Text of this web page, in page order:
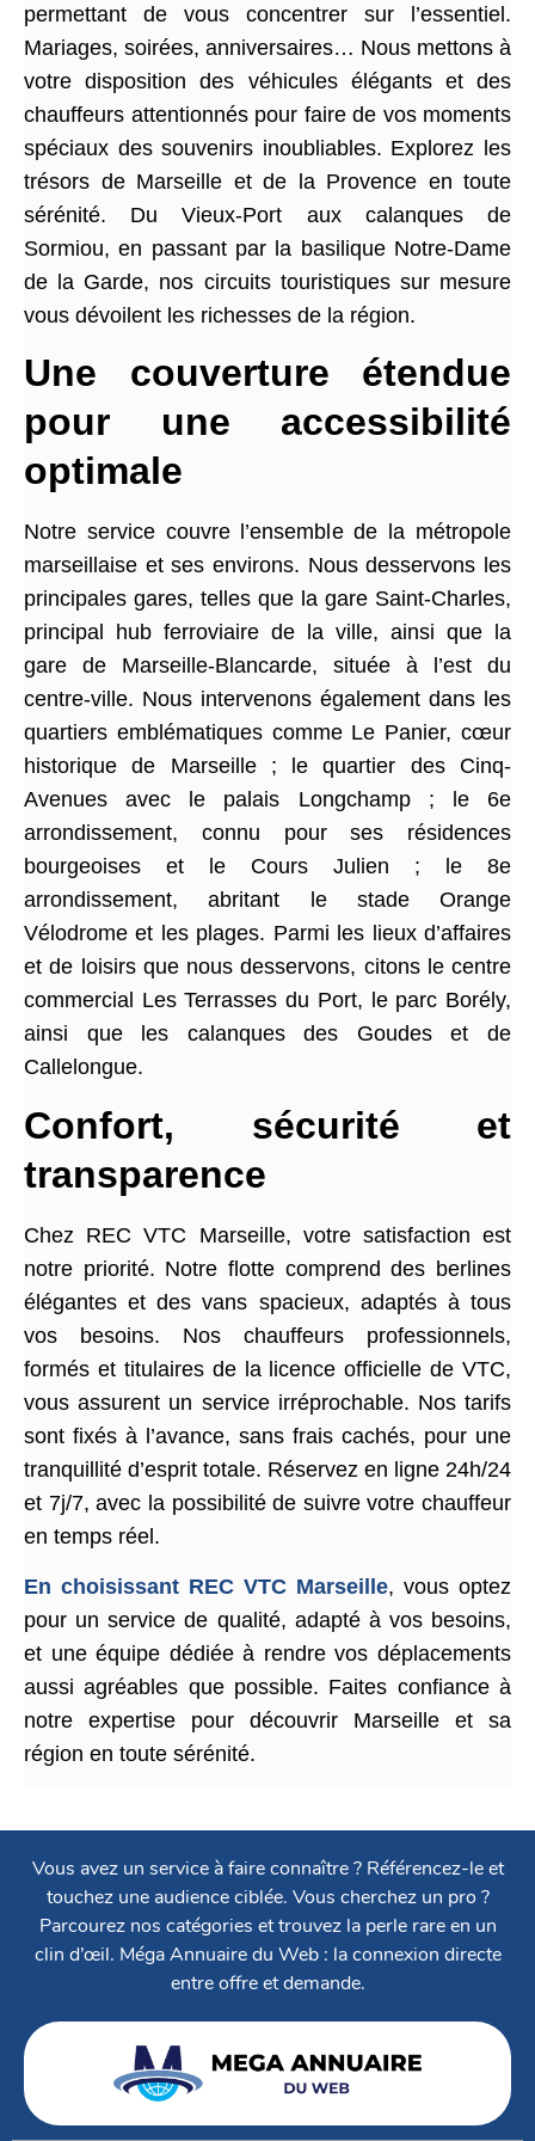
permettant de vous concentrer sur l’essentiel.
Mariages, soirées, anniversaires… Nous mettons à
votre disposition des véhicules élégants et des
chauffeurs attentionnés pour faire de vos moments
spéciaux des souvenirs inoubliables. Explorez les
trésors de Marseille et de la Provence en toute
sérénité. Du Vieux-Port aux calanques de
Sormiou, en passant par la basilique Notre-Dame
de la Garde, nos circuits touristiques sur mesure
vous dévoilent les richesses de la région.
Une couverture étendue
pour une accessibilité
optimale
Notre service couvre l’ensemble de la métropole
marseillaise et ses environs. Nous desservons les
principales gares, telles que la gare Saint-Charles,
principal hub ferroviaire de la ville, ainsi que la
gare de Marseille-Blancarde, située à l’est du
centre-ville. Nous intervenons également dans les
quartiers emblématiques comme Le Panier, cœur
historique de Marseille ; le quartier des Cinq-
Avenues avec le palais Longchamp ; le 6e
arrondissement, connu pour ses résidences
bourgeoises et le Cours Julien ; le 8e
arrondissement, abritant le stade Orange
Vélodrome et les plages. Parmi les lieux d’affaires
et de loisirs que nous desservons, citons le centre
commercial Les Terrasses du Port, le parc Borély,
ainsi que les calanques des Goudes et de
Callelongue.
Confort, sécurité et
transparence
Chez REC VTC Marseille, votre satisfaction est
notre priorité. Notre flotte comprend des berlines
élégantes et des vans spacieux, adaptés à tous
vos besoins. Nos chauffeurs professionnels,
formés et titulaires de la licence officielle de VTC,
vous assurent un service irréprochable. Nos tarifs
sont fixés à l’avance, sans frais cachés, pour une
tranquillité d’esprit totale. Réservez en ligne 24h/24
et 7j/7, avec la possibilité de suivre votre chauffeur
en temps réel.
En choisissant REC VTC Marseille, vous optez
pour un service de qualité, adapté à vos besoins,
et une équipe dédiée à rendre vos déplacements
aussi agréables que possible. Faites confiance à
notre expertise pour découvrir Marseille et sa
région en toute sérénité.
Vous avez un service à faire connaître ? Référencez-le et
touchez une audience ciblée. Vous cherchez un pro ?
Parcourez nos catégories et trouvez la perle rare en un
clin d’œil. Méga Annuaire du Web : la connexion directe
entre offre et demande.